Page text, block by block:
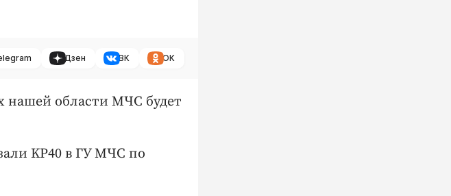
Дзен ВК ОК
нашей области МЧС будет
KP40 в ГУ МЧС по